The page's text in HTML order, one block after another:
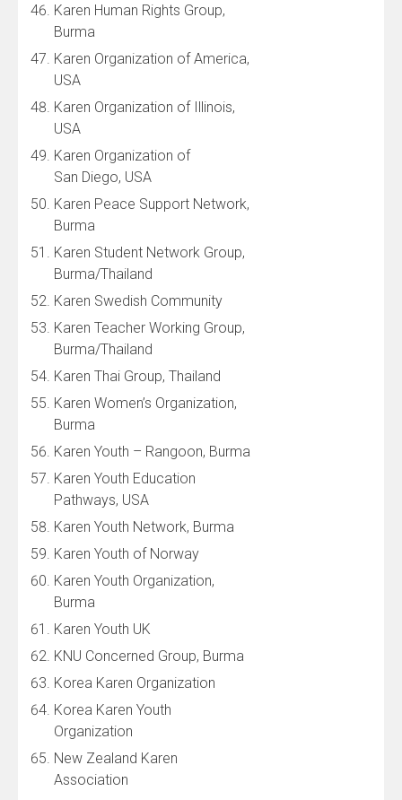
Karen Human Rights Group,
Burma
Karen Organization of America,
USA
Karen Organization of Illinois,
USA
Karen Organization of
San Diego, USA
Karen Peace Support Network,
Burma
Karen Student Network Group,
Burma/Thailand
Karen Swedish Community
Karen Teacher Working Group,
Burma/Thailand
Karen Thai Group, Thailand
Karen Women’s Organization,
Burma
Karen Youth – Rangoon, Burma
Karen Youth Education
Pathways, USA
Karen Youth Network, Burma
Karen Youth of Norway
Karen Youth Organization,
Burma
Karen Youth UK
KNU Concerned Group, Burma
Korea Karen Organization
Korea Karen Youth
Organization
New Zealand Karen
Association